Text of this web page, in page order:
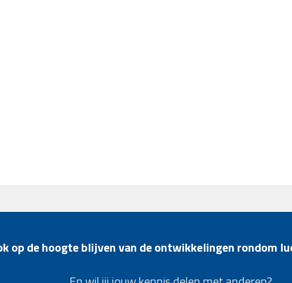
op de hoogte blijven van de ontwikkelingen rondom